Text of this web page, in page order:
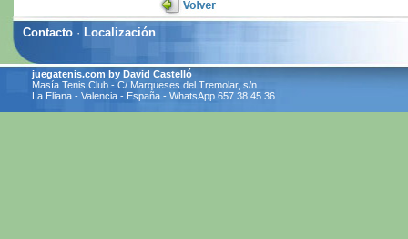
Contacto · Localización
juegatenis.com by David Castelló
Masía Tenis Club - C/ Marqueses del Tremolar, s/n
La Eliana - Valencia - España - WhatsApp 657 38 45 36